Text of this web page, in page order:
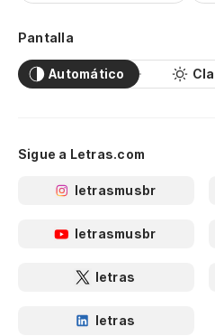
Pantalla
Automático
Sigue a Letras.com
letrasmusbr
letrasmusbr
letras
letras